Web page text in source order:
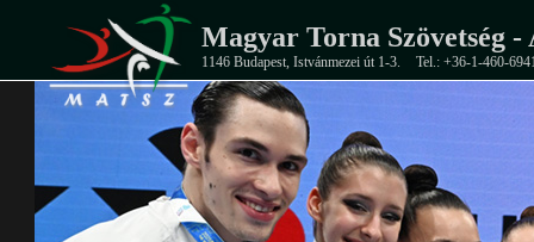
Magyar Torna Szövetség -
1146 Budapest, Istvánmezei út 1-3. Tel.: +36-1-460-